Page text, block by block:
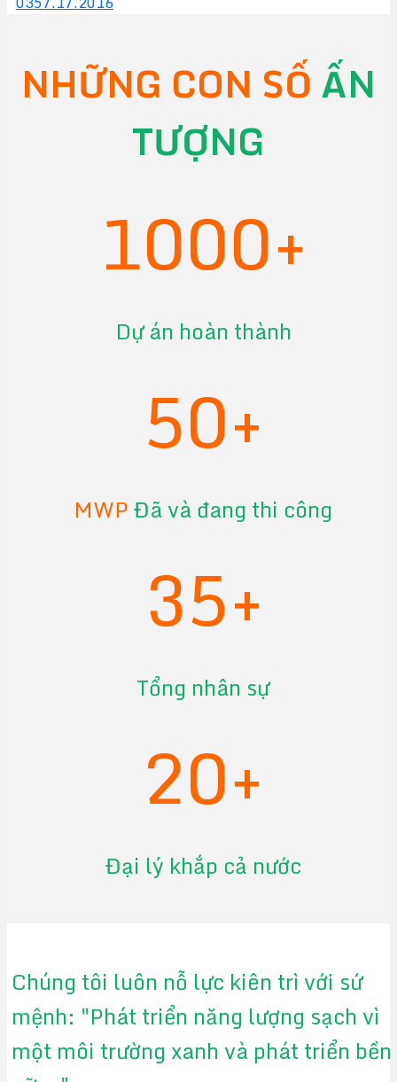
NHỮNG CON SỐ ẤN
TƯỢNG
1000+
Dự án hoàn thành
50+
MWPĐã và đang thi công
35+
Tổng nhân sự
20+
Đại lý khắp cả nước
Chúng tôi luôn nỗ lực kiên trì với sứ
mệnh: "Phát triển năng lượng sạch vì
một môi trường xanh và phát triển bền